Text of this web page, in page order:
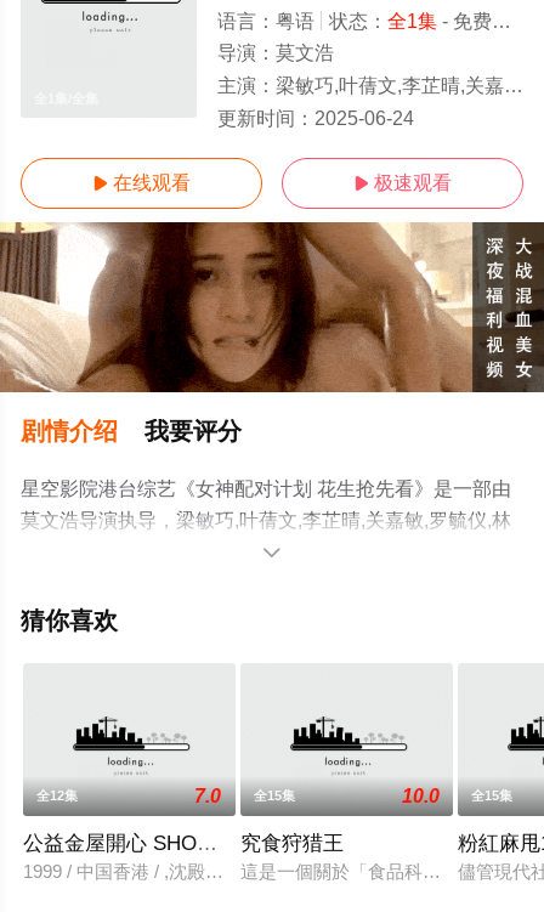
语言： 粤语 状态： 全1集- 免费在线观看
导演： 莫文浩
主演： 梁敏巧,叶蒨文,李芷晴,关嘉敏,罗毓仪,林盛斌
更新时间： 2025-06-24
 在线观看  极速观看
剧情介绍 我要评分
星空影院港台综艺《女神配对计划 花生抢先看》是一部由
莫文浩导演执导，梁敏巧,叶蒨文,李芷晴,关嘉敏,罗毓仪,林
盛斌等演员精彩演绎的中国香港综艺，大结局剧情已揭晓
星空影视，更多相关信息可移步至豆瓣综艺、电视猫或剧

猜你喜欢
全12集 7.0
公益金屋開心 SHOW開心早午晚
1999 / 中国香港 / ,沈殿霞,林家栋
全15集 10.0
究食狩猎王
這是一個關於「食品科學」的節目，
全15集
粉紅麻甩
儘管現代